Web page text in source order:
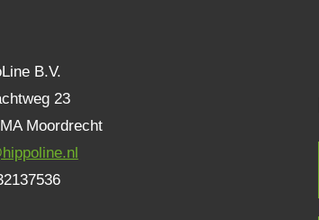
B.V.
23
Moordrecht